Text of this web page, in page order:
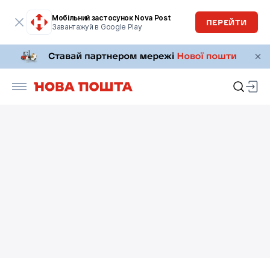
Мобільний застосунок Nova Post
Завантажуй в Google Play
ПЕРЕЙТИ